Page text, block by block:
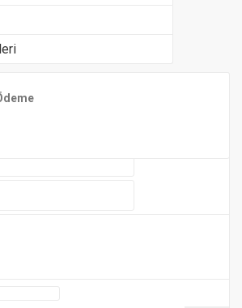
Bedeli Fiyatlara Dahil Değildir.
pin standart elektrik tesisatı
Henüz yorum yapılmamış